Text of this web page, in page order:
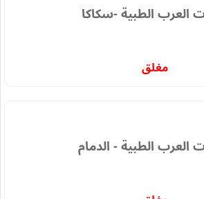
العرب الطبية -سكاكا
مغلق
العرب الطبية - الدمام